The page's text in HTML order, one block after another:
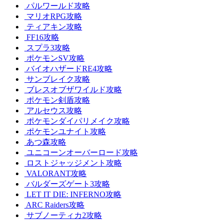
パルワールド攻略
マリオRPG攻略
ティアキン攻略
FF16攻略
スプラ3攻略
ポケモンSV攻略
バイオハザードRE4攻略
サンブレイク攻略
ブレスオブザワイルド攻略
ポケモン剣盾攻略
アルセウス攻略
ポケモンダイパリメイク攻略
ポケモンユナイト攻略
あつ森攻略
ユニコーンオーバーロード攻略
ロストジャッジメント攻略
VALORANT攻略
バルダーズゲート3攻略
LET IT DIE: INFERNO攻略
ARC Raiders攻略
サブノーティカ2攻略